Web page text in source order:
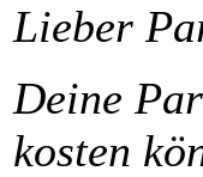
Lieber
Deine
kosten